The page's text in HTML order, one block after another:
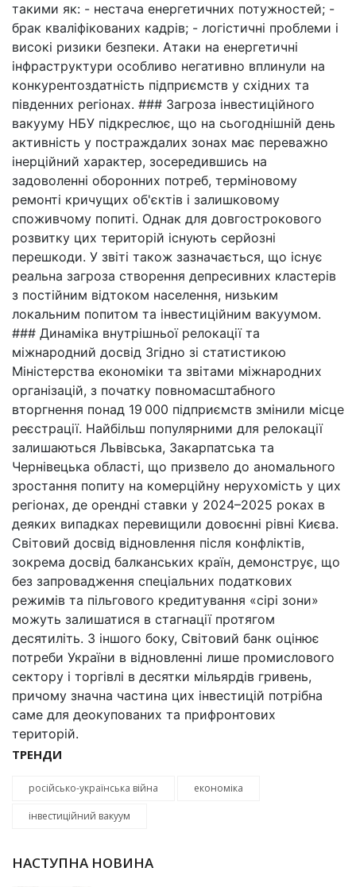
такими як: - нестача енергетичних потужностей; -
брак кваліфікованих кадрів; - логістичні проблеми і
високі ризики безпеки. Атаки на енергетичні
інфраструктури особливо негативно вплинули на
конкурентоздатність підприємств у східних та
південних регіонах. ### Загроза інвестиційного
вакууму НБУ підкреслює, що на сьогоднішній день
активність у постраждалих зонах має переважно
інерційний характер, зосередившись на
задоволенні оборонних потреб, терміновому
ремонті кричущих об'єктів і залишковому
споживчому попиті. Однак для довгострокового
розвитку цих територій існують серйозні
перешкоди. У звіті також зазначається, що існує
реальна загроза створення депресивних кластерів
з постійним відтоком населення, низьким
локальним попитом та інвестиційним вакуумом.
### Динаміка внутрішньої релокації та
міжнародний досвід Згідно зі статистикою
Міністерства економіки та звітами міжнародних
організацій, з початку повномасштабного
вторгнення понад 19 000 підприємств змінили місце
реєстрації. Найбільш популярними для релокації
залишаються Львівська, Закарпатська та
Чернівецька області, що призвело до аномального
зростання попиту на комерційну нерухомість у цих
регіонах, де орендні ставки у 2024–2025 роках в
деяких випадках перевищили довоєнні рівні Києва.
Світовий досвід відновлення після конфліктів,
зокрема досвід балканських країн, демонструє, що
без запровадження спеціальних податкових
режимів та пільгового кредитування «сірі зони»
можуть залишатися в стагнації протягом
десятиліть. З іншого боку, Світовий банк оцінює
потреби України в відновленні лише промислового
сектору і торгівлі в десятки мільярдів гривень,
причому значна частина цих інвестицій потрібна
саме для деокупованих та прифронтових
територій.
ТРЕНДИ
російсько-українська війна економіка
інвестиційний вакуум
НАСТУПНА НОВИНА